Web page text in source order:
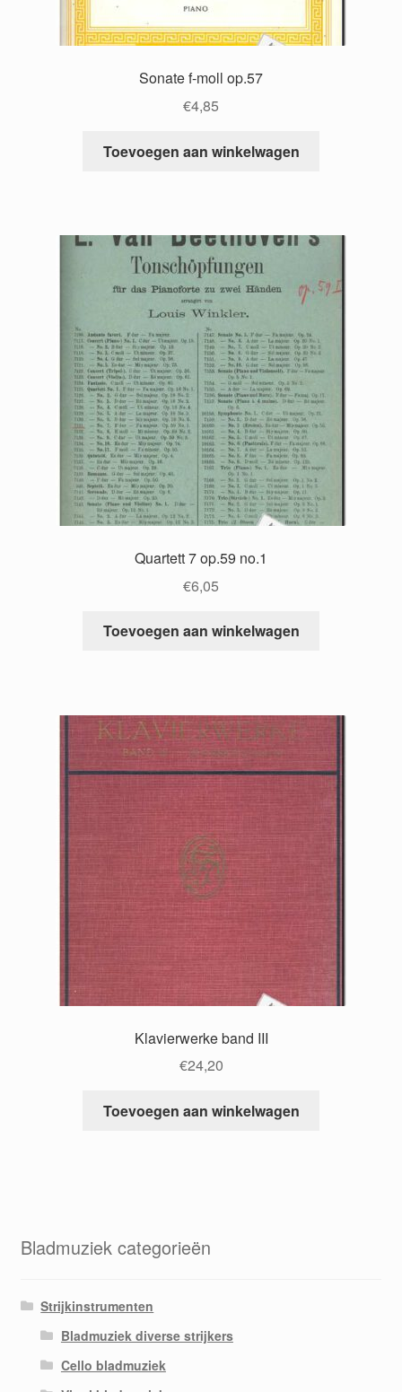
Sonate f-moll op.57
€4,85
Toevoegen aan winkelwagen
Quartett 7 op.59 no.1
€6,05
Toevoegen aan winkelwagen
Klavierwerke band III
€24,20
Toevoegen aan winkelwagen
Bladmuziek categorieën
Strijkinstrumenten
Bladmuziek diverse strijkers
Cello bladmuziek